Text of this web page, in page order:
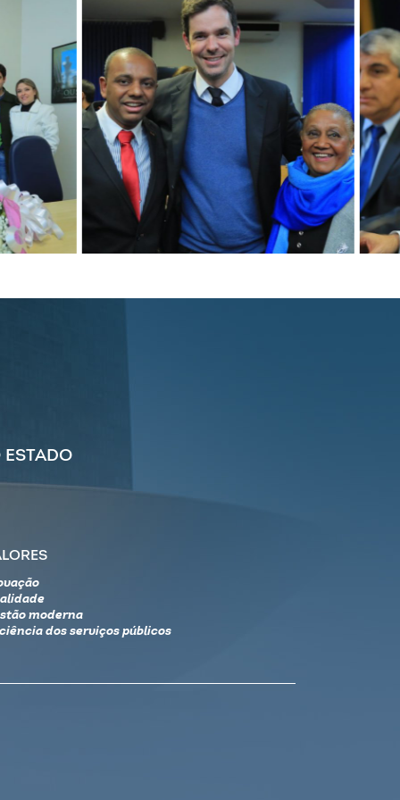
moderna
dos serviços públicos